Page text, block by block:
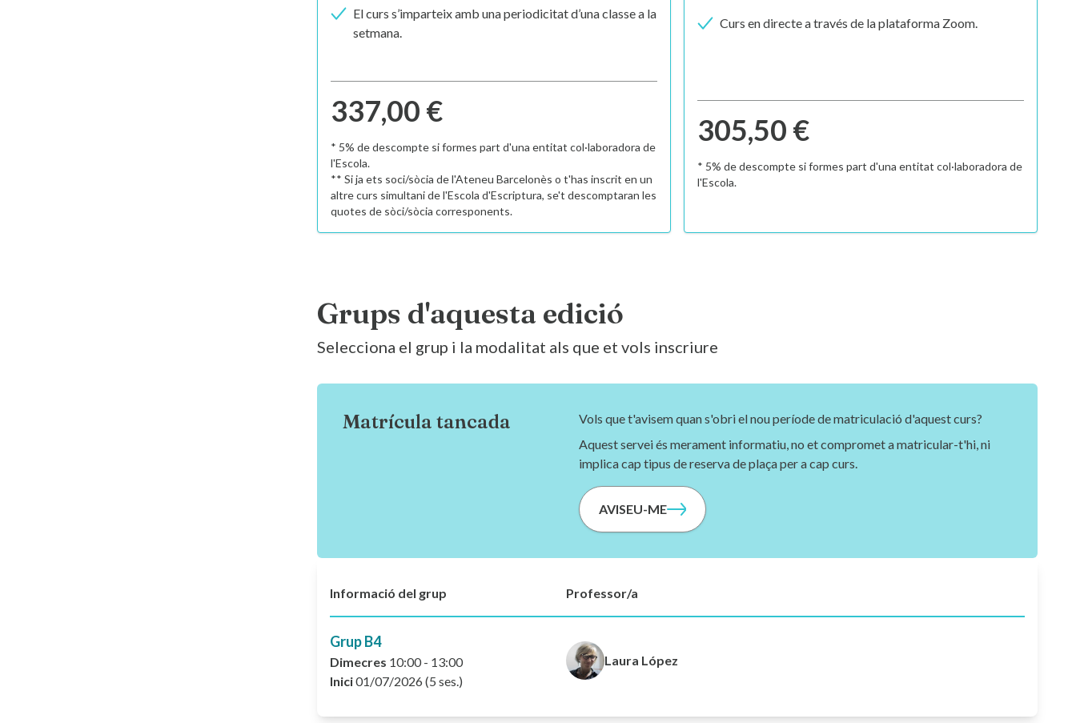
El curs s’imparteix amb una periodicitat d’una classe a la
setmana.
337,00 €
* 5% de descompte si formes part d'una entitat col·laboradora de
l'Escola.
** Si ja ets soci/sòcia de l'Ateneu Barcelonès o t'has inscrit en un
altre curs simultani de l'Escola d'Escriptura, se't descomptaran les
quotes de sòci/sòcia corresponents.
Curs en directe a través de la plataforma Zoom.
305,50 €
* 5% de descompte si formes part d'una entitat col·laboradora de
l'Escola.
Grups d'aquesta edició
Selecciona el grup i la modalitat als que et vols inscriure
Matrícula tancada
Vols que t'avisem quan s'obri el nou període de matriculació d'aquest curs?
Aquest servei és merament informatiu, no et compromet a matricular-t'hi, ni
implica cap tipus de reserva de plaça per a cap curs.
AVISEU-ME
Informació del grup Professor/a
Grup B4
Dimecres 10:00 - 13:00
Inici01/07/2026 (5 ses.)
Laura López